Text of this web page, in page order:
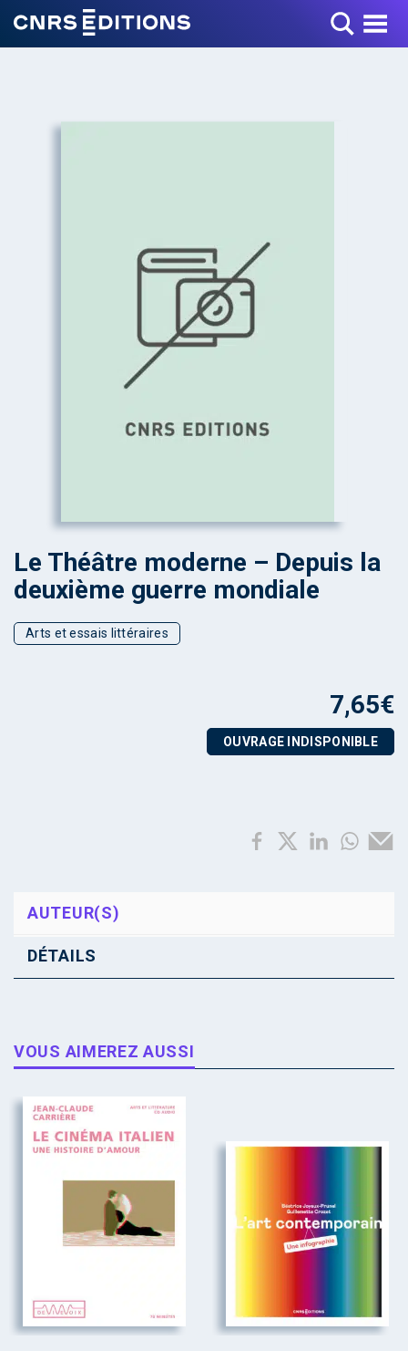
Toggle Menu
Le Théâtre moderne – Depuis la
deuxième guerre mondiale
Arts et essais littéraires
7,65€
OUVRAGE INDISPONIBLE
AUTEUR(S)
DÉTAILS
VOUS AIMEREZ AUSSI